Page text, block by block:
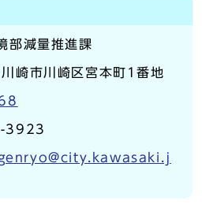
部減量推進課
崎市川崎区宮本町1番地
3923